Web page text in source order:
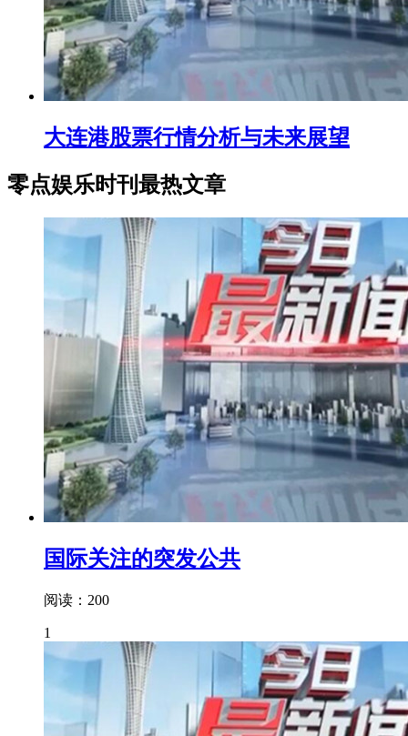
大连港股票行情分析与未来展望
零点娱乐时刊最热文章
国际关注的突发公共
阅读：200
1